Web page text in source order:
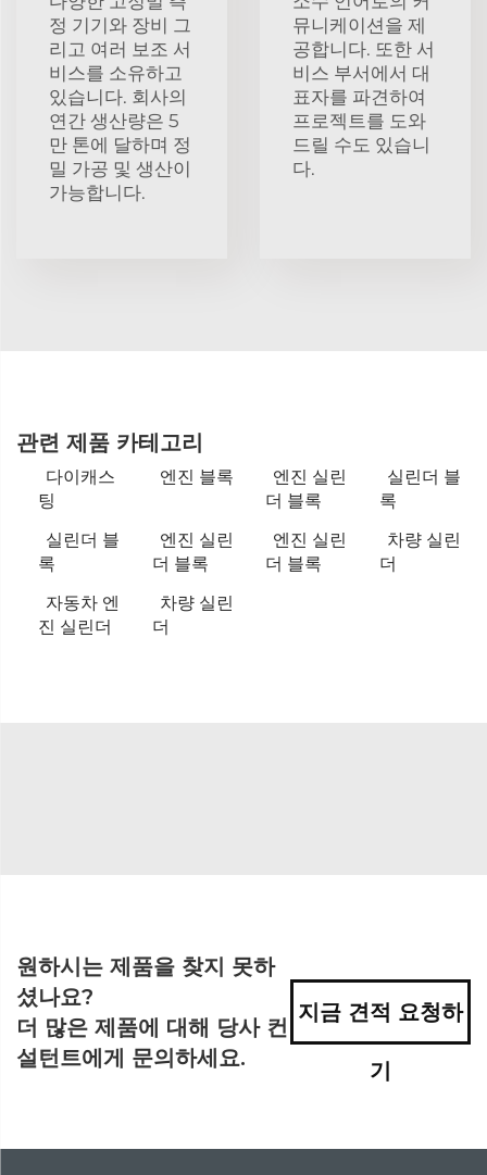
정 기기와 장비 그
리고 여러 보조 서
비스를 소유하고
있습니다. 회사의
연간 생산량은 5
만 톤에 달하며 정
밀 가공 및 생산이
가능합니다.
뮤니케이션을 제
공합니다. 또한 서
비스 부서에서 대
표자를 파견하여
프로젝트를 도와
드릴 수도 있습니
다.
관련 제품 카테고리
다이캐스
팅
엔진 블록
엔진 실린
더 블록
실린더 블
록
실린더 블
록
엔진 실린
더 블록
엔진 실린
더 블록
차량 실린
더
자동차 엔
진 실린더
차량 실린
더
원하시는 제품을 찾지 못하
셨나요?
더 많은 제품에 대해 당사 컨
설턴트에게 문의하세요.
지금 견적 요청하
기